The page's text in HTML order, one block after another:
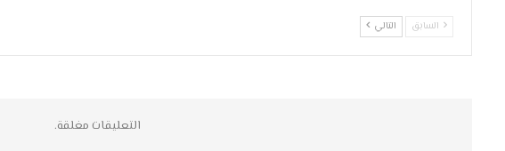
السابق التالي
التعليقات مغلقة.